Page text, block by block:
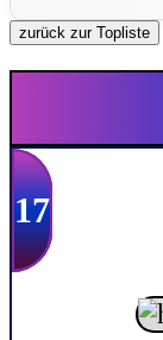
zurück zur Topliste
17